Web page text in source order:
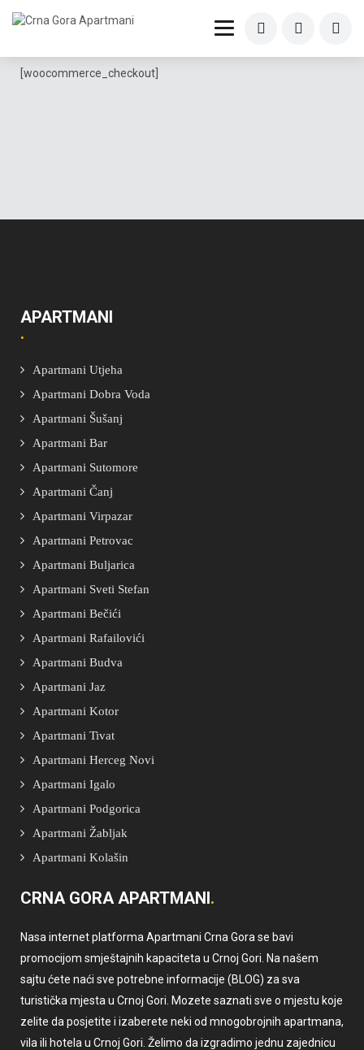
[woocommerce_checkout]
APARTMANI
Apartmani Utjeha
Apartmani Dobra Voda
Apartmani Šušanj
Apartmani Bar
Apartmani Sutomore
Apartmani Čanj
Apartmani Virpazar
Apartmani Petrovac
Apartmani Buljarica
Apartmani Sveti Stefan
Apartmani Bečići
Apartmani Rafailovići
Apartmani Budva
Apartmani Jaz
Apartmani Kotor
Apartmani Tivat
Apartmani Herceg Novi
Apartmani Igalo
Apartmani Podgorica
Apartmani Žabljak
Apartmani Kolašin
CRNA GORA APARTMANI
Nasa internet platforma Apartmani Crna Gora se bavi
promocijom smještajnih kapaciteta u Crnoj Gori. Na našem
sajtu ćete naći sve potrebne informacije (BLOG) za sva
turistička mjesta u Crnoj Gori. Mozete saznati sve o mjestu koje
zelite da posjetite i izaberete neki od mnogobrojnih apartmana,
vila ili hotela u Crnoj Gori. Želimo da izgradimo jednu zajednicu